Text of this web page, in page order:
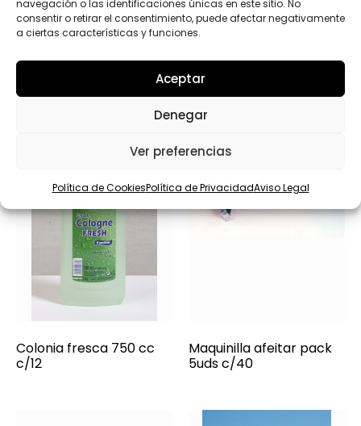
navegación o las identificaciones únicas en este sitio. No
consentir o retirar el consentimiento, puede afectar negativamente
a ciertas características y funciones.
Aceptar
Denegar
Ver preferencias
Política de CookiesPolítica de PrivacidadAviso Legal
l
)
t
Productos relacionados
Colonia fresca 750 cc
c/12
Maquinilla afeitar pack
5uds c/40